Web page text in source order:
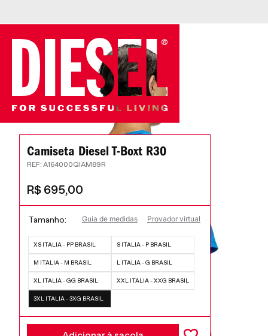
Camiseta Diesel T-Boxt R30
: A164000QIAM89R
R$ 695,00
Provador virtual
Guia de medidas
Tamanho
XS ITALIA - PP BRASIL S ITALIA - P BRASIL
M ITALIA - M BRASIL L ITALIA - G BRASIL
XL ITALIA - GG BRASIL XXL ITALIA - XXG BRASIL
3XL ITALIA - 3XG BRASIL